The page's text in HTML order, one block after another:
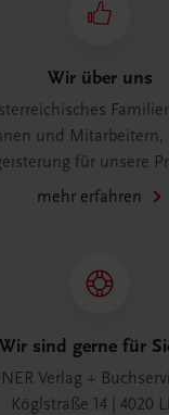
Wir über uns
und Mitarbeitern,
für unsere
mehr erfahren
Wir sind gerne für
Verlag +
Köglstraße 14 | 4020